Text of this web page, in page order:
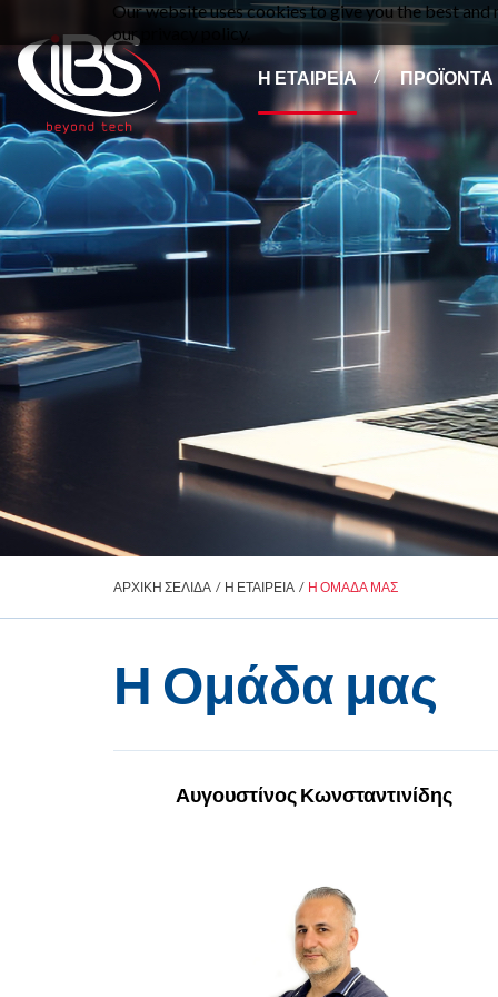
Our website uses cookies to give you the best
our privacy policy.
Η ΕΤΑΙΡΕΙΑ ΠΡΟΪΟΝΤΑ
ΑΡΧΙΚΗ ΣΕΛΙΔΑ / Η ΕΤΑΙΡΕΙΑ / Η ΟΜΑΔΑ ΜΑΣ
Η Ομάδα μας
Αυγουστίνος Κωνσταντινίδης
συνέταιρος και Διευθυντής Λύσεων στην
IBSCY Ltd. Έχει λάβει πτυχίο BSc στην
Πληροφορική από το St. Francis College στο
Brooklyn Heights και μεταπτυχιακό MSc στα
Συστήματα Υπολογιστών και τα Δικτύων από